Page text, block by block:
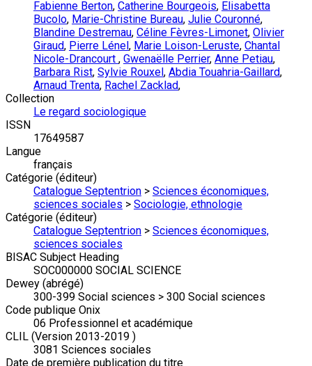
Fabienne Berton, Catherine Bourgeois, Elisabetta
Bucolo, Marie-Christine Bureau, Julie Couronné,
Blandine Destremau, Céline Fèvres-Limonet, Olivier
Giraud, Pierre Lénel , Marie Loison-Leruste, Chantal
Nicole-Drancourt , Gwenaëlle Perrier, Anne Petiau,
Barbara Rist, Sylvie Rouxel , Abdia Touahria-Gaillard,
Arnaud Trenta, Rachel Zacklad,
Collection
Le regard sociologique
ISSN
17649587
Langue
français
Catégorie (éditeur)
Catalogue Septentrion > Sciences économiques,
sciences sociales > Sociologie, ethnologie
Catégorie (éditeur)
Catalogue Septentrion > Sciences économiques,
sciences sociales
BISAC Subject Heading
SOC000000 SOCIAL SCIENCE
Dewey (abrégé)
300-399 Social sciences > 300 Social sciences
Code publique Onix
06 Professionnel et académique
CLIL (Version 2013-2019 )
3081 Sciences sociales
Date de première publication du titre